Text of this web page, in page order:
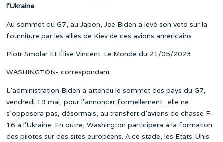
l’Ukraine
Au sommet du G7, au Japon, Joe Biden a levé son veto sur la
fourniture par les alliés de Kiev de ces avions américains
Piotr Smolar Et Élise Vincent. Le Monde du 21/05/2023
WASHINGTON- correspondant
L’administration Biden a attendu le sommet des pays du G7,
vendredi 19 mai, pour l’annoncer formellement : elle ne
s’opposera pas, désormais, au transfert d’avions de chasse F-
16 à l’Ukraine. En outre, Washington participera à la formation
des pilotes sur des sites européens. A ce stade, les Etats-Unis